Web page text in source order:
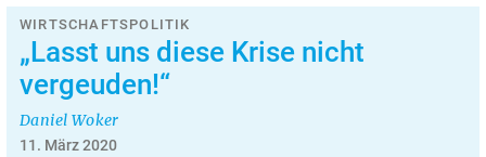
WIRTSCHAFTSPOLITIK
„Lasst uns diese Krise nicht
vergeuden!“
Daniel Woker
11. März 2020